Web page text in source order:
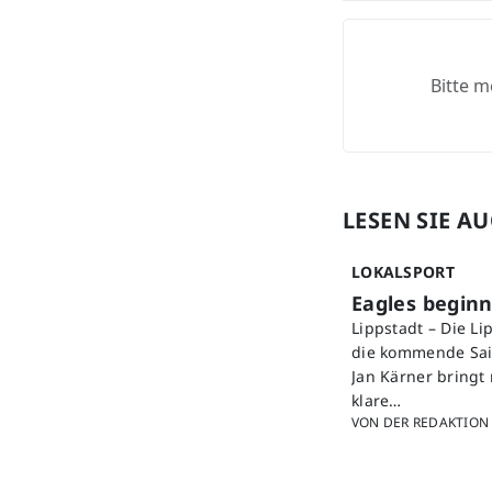
Bitte
LESEN SIE
LOKALSPORT
Eagles
Lippstadt – Die
die kommende
Jan Kärner
klare…
VON DER